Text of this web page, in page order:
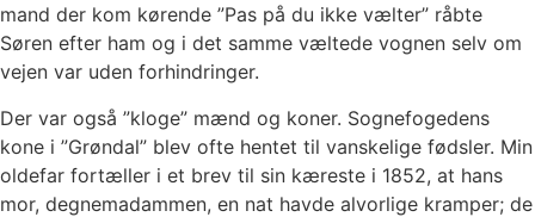
mand der kom kørende ”Pas på du ikke vælter” råbte
Søren efter ham og i det samme væltede vognen selv om
vejen var uden forhindringer.
Der var også ”kloge” mænd og koner. Sognefogedens
kone i ”Grøndal” blev ofte hentet til vanskelige fødsler. Min
oldefar fortæller i et brev til sin kæreste i 1852, at hans
mor, degnemadammen, en nat havde alvorlige kramper; de